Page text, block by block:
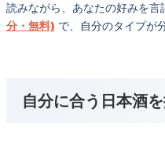
読みながら、あなたの好みを言
分・無料) で、自分のタイプが
自分に合う日本酒